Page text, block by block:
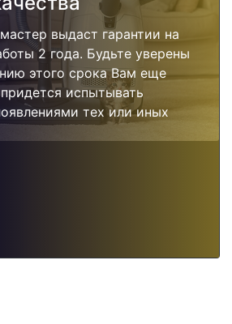
выдаст гарантии на
2 года. Будьте уверены
этого срока Вам еще
испытывать
тех или иных